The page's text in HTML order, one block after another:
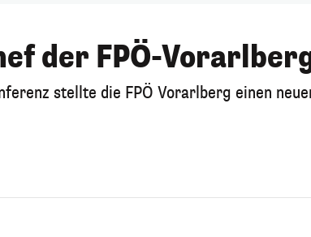
der FPÖ-
stellte die FPÖ Vorarlberg einen